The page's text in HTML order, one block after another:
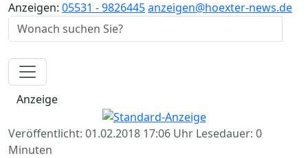
Anzeigen: 05531 - 9826445anzeigen@hoexter-news.de
Anzeige
Veröffentlicht: 01.02.2018 17:06 Uhr Lesedauer: 0
Minuten